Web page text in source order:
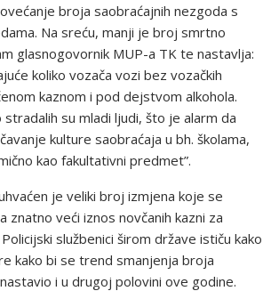
broja saobraćajnih nezgoda s
Na sreću, manji je broj smrtno
glasnogovornik MUP-a TK te nastavlja:
koliko vozača vozi bez vozačkih
kaznom i pod dejstvom alkohola.
su mladi ljudi, što je alarm da
kulture saobraćaja u bh. školama,
kao fakultativni predmet”.
je veliki broj izmjena koje se
znatno veći iznos novčanih kazni za
službenici širom države ističu kako
kako bi se trend smanjenja broja
i u drugoj polovini ove godine.